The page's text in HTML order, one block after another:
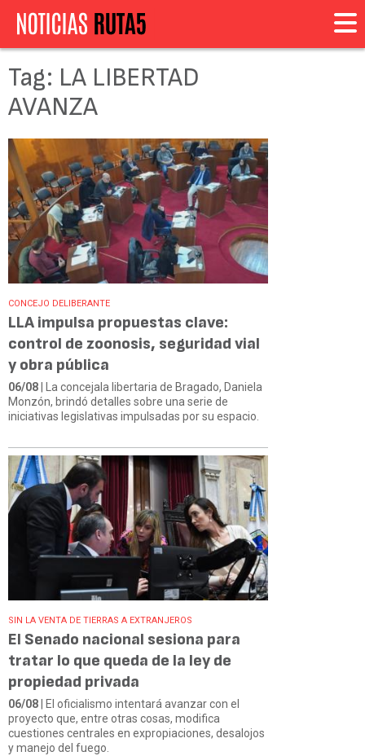
Tag: LA LIBERTAD
AVANZA
CONCEJO DELIBERANTE
LLA impulsa propuestas clave:
control de zoonosis, seguridad vial
y obra pública
06/08 | La concejala libertaria de Bragado, Daniela
Monzón, brindó detalles sobre una serie de
iniciativas legislativas impulsadas por su espacio.
SIN LA VENTA DE TIERRAS A EXTRANJEROS
El Senado nacional sesiona para
tratar lo que queda de la ley de
propiedad privada
06/08 | El oficialismo intentará avanzar con el
proyecto que, entre otras cosas, modifica
cuestiones centrales en expropiaciones, desalojos
y manejo del fuego.